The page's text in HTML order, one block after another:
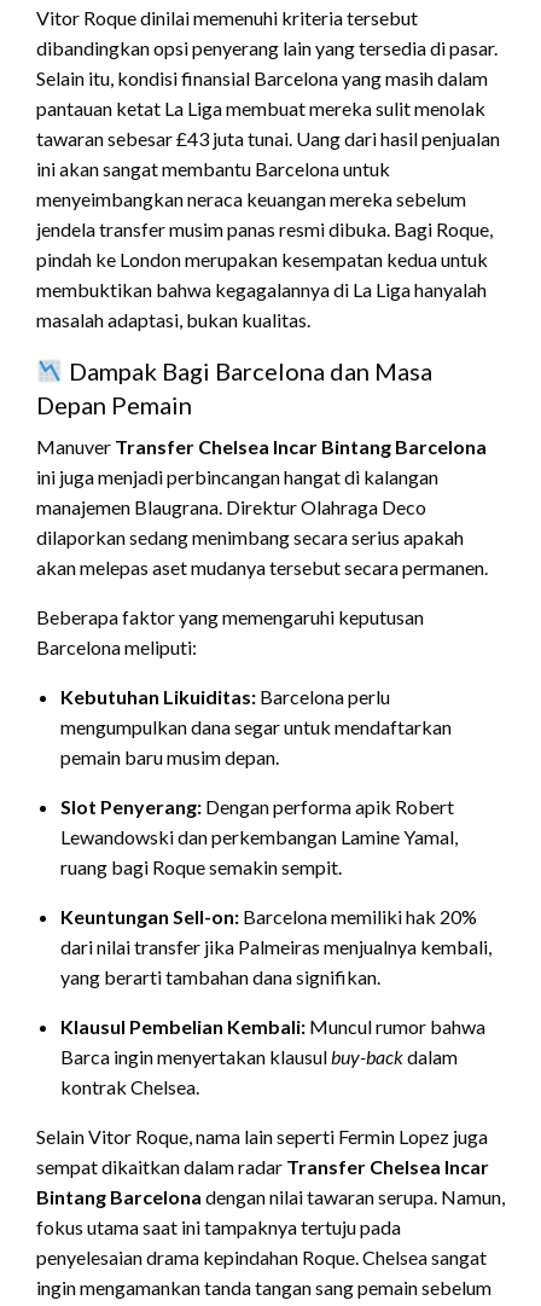
Vitor Roque dinilai memenuhi kriteria tersebut
dibandingkan opsi penyerang lain yang tersedia di pasar.
Selain itu, kondisi finansial Barcelona yang masih dalam
pantauan ketat La Liga membuat mereka sulit menolak
tawaran sebesar £43 juta tunai. Uang dari hasil penjualan
ini akan sangat membantu Barcelona untuk
menyeimbangkan neraca keuangan mereka sebelum
jendela transfer musim panas resmi dibuka. Bagi Roque,
pindah ke London merupakan kesempatan kedua untuk
membuktikan bahwa kegagalannya di La Liga hanyalah
masalah adaptasi, bukan kualitas.
Dampak Bagi Barcelona dan Masa
Depan Pemain
Manuver Transfer Chelsea Incar Bintang Barcelona
ini juga menjadi perbincangan hangat di kalangan
manajemen Blaugrana. Direktur Olahraga Deco
dilaporkan sedang menimbang secara serius apakah
akan melepas aset mudanya tersebut secara permanen.
Beberapa faktor yang memengaruhi keputusan
Barcelona meliputi:
Kebutuhan Likuiditas: Barcelona perlu
mengumpulkan dana segar untuk mendaftarkan
pemain baru musim depan.
Slot Penyerang: Dengan performa apik Robert
Lewandowski dan perkembangan Lamine Yamal,
ruang bagi Roque semakin sempit.
Keuntungan Sell-on: Barcelona memiliki hak 20%
dari nilai transfer jika Palmeiras menjualnya kembali,
yang berarti tambahan dana signifikan.
Klausul Pembelian Kembali: Muncul rumor bahwa
Barca ingin menyertakan klausul buy-backdalam
kontrak Chelsea.
Selain Vitor Roque, nama lain seperti Fermin Lopez juga
sempat dikaitkan dalam radar Transfer Chelsea Incar
Bintang Barcelona dengan nilai tawaran serupa. Namun,
fokus utama saat ini tampaknya tertuju pada
penyelesaian drama kepindahan Roque. Chelsea sangat
ingin mengamankan tanda tangan sang pemain sebelum